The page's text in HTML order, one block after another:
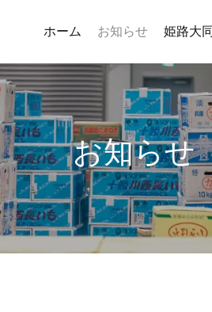
ホーム お知らせ 姫路大
お知らせ